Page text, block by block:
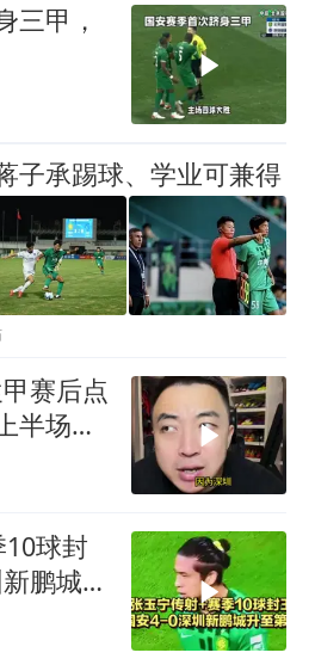
三甲，
子承踢球、学业可兼得
赛后点
半场就
球封
鹏城升